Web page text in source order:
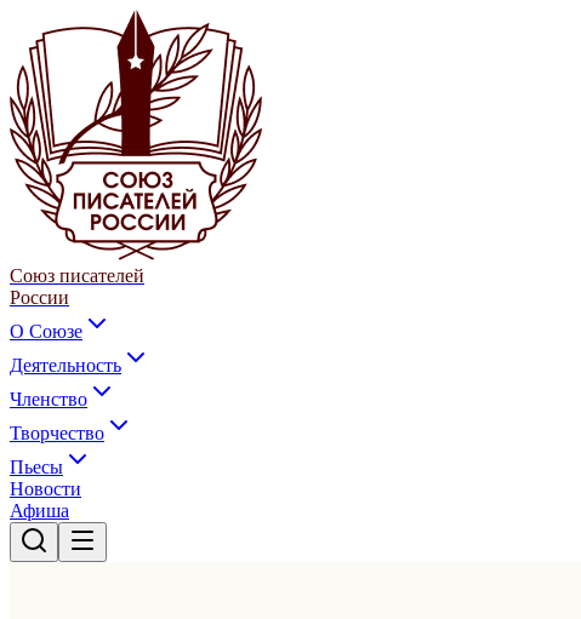
Союз писателей
России
О Союзе
Деятельность
Членство
Творчество
Пьесы
Новости
Афиша